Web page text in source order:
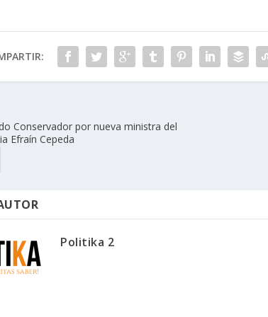
Conservador por nueva ministra del
Efraín Cepeda
Politika 2